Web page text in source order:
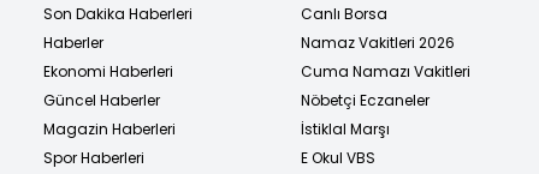
Son Dakika Haberleri
Haberler
Ekonomi Haberleri
Güncel Haberler
Magazin Haberleri
Spor Haberleri
Canlı Borsa
Namaz Vakitleri 2026
Cuma Namazı Vakitleri
Nöbetçi Eczaneler
İstiklal Marşı
E Okul VBS